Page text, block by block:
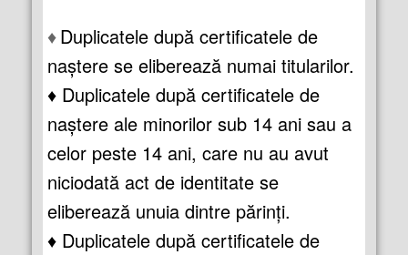
♦Duplicatele după certificatele de
naştere se eliberează numai titularilor.
♦ Duplicatele după certificatele de
naştere ale minorilor sub 14 ani sau a
celor peste 14 ani, care nu au avut
niciodată act de identitate se
eliberează unuia dintre părinţi.
♦ Duplicatele după certificatele de